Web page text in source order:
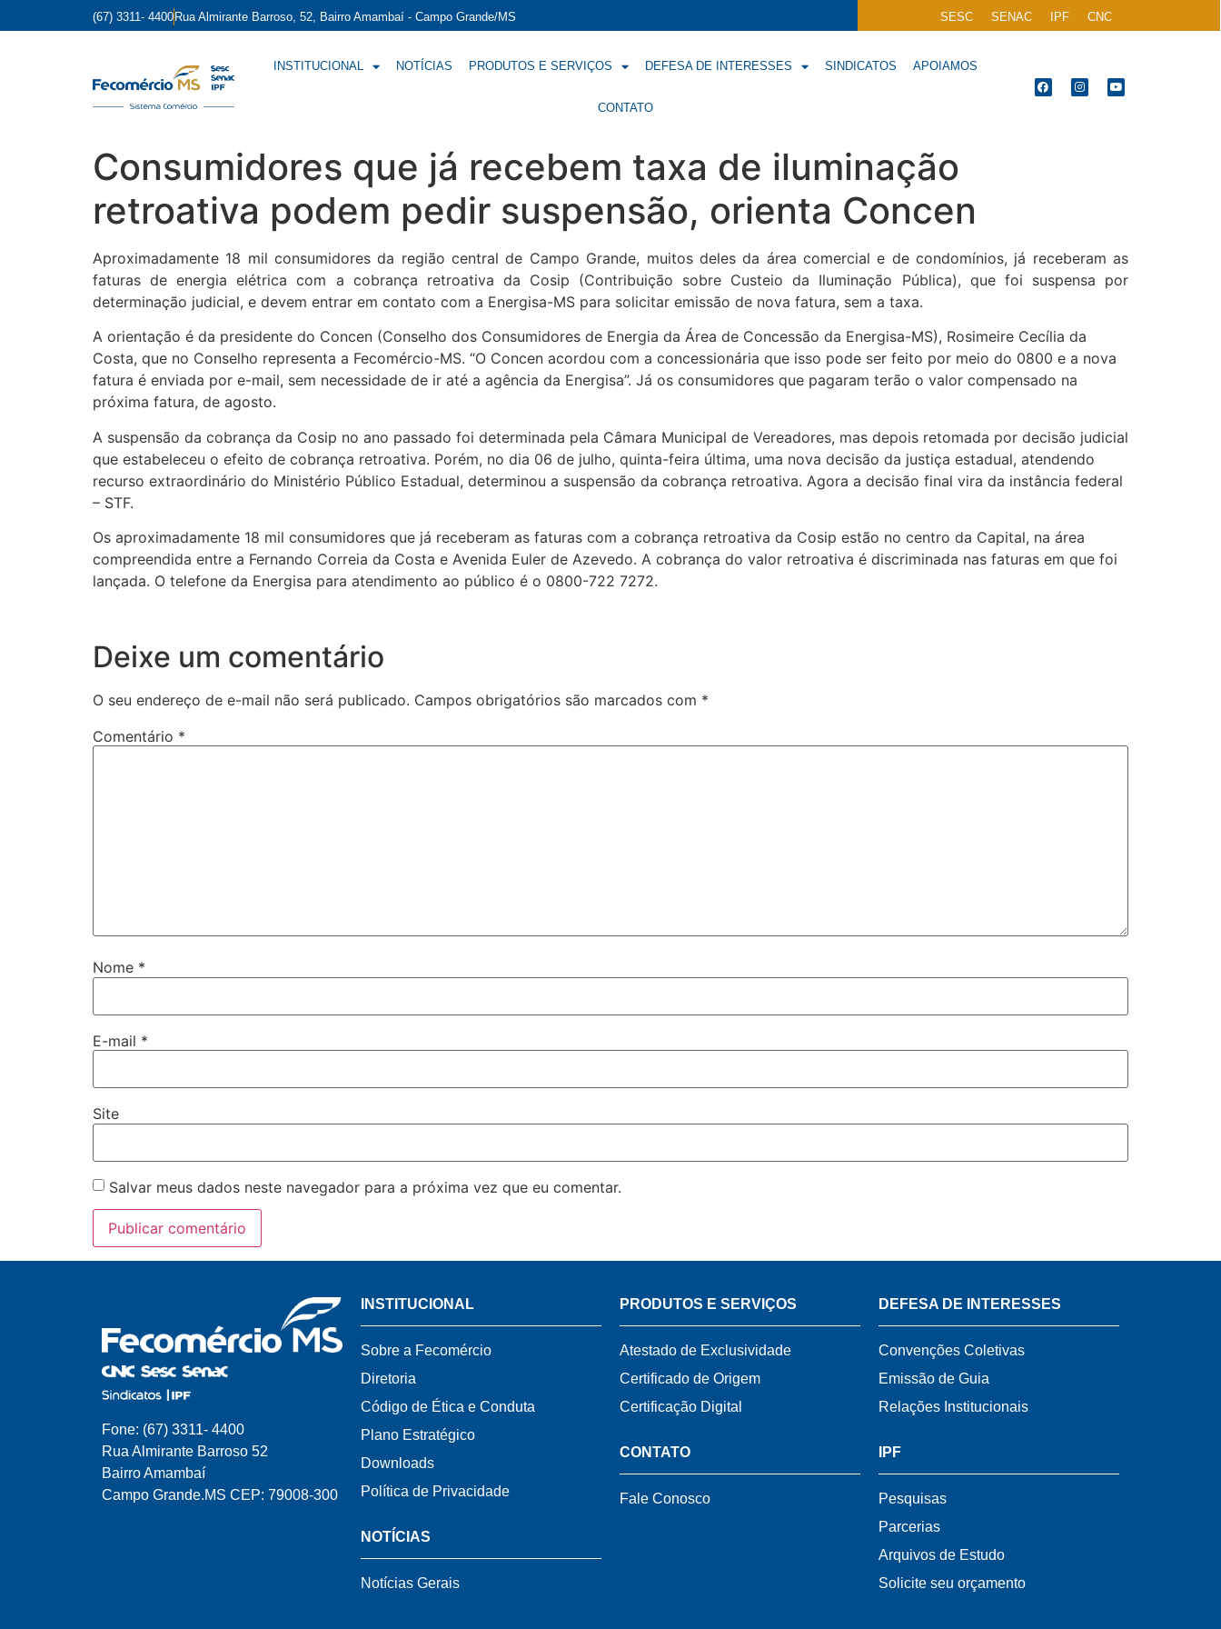
(67) 3311- 4400 Rua Almirante Barroso, 52, Bairro Amambaí - Campo Grande/MS SESC SENAC IPF CNC
INSTITUCIONAL NOTÍCIAS PRODUTOS E SERVIÇOS DEFESA DE INTERESSES SINDICATOS APOIAMOS
CONTATO
Consumidores que já recebem taxa de iluminação
retroativa podem pedir suspensão, orienta Concen
Aproximadamente 18 mil consumidores da região central de Campo Grande, muitos deles da área comercial e de condomínios, já receberam as
faturas de energia elétrica com a cobrança retroativa da Cosip (Contribuição sobre Custeio da Iluminação Pública), que foi suspensa por
determinação judicial, e devem entrar em contato com a Energisa-MS para solicitar emissão de nova fatura, sem a taxa.
A orientação é da presidente do Concen (Conselho dos Consumidores de Energia da Área de Concessão da Energisa-MS), Rosimeire Cecília da
Costa, que no Conselho representa a Fecomércio-MS. “O Concen acordou com a concessionária que isso pode ser feito por meio do 0800 e a nova
fatura é enviada por e-mail, sem necessidade de ir até a agência da Energisa”. Já os consumidores que pagaram terão o valor compensado na
próxima fatura, de agosto.
A suspensão da cobrança da Cosip no ano passado foi determinada pela Câmara Municipal de Vereadores, mas depois retomada por decisão judicial
que estabeleceu o efeito de cobrança retroativa. Porém, no dia 06 de julho, quinta-feira última, uma nova decisão da justiça estadual, atendendo
recurso extraordinário do Ministério Público Estadual, determinou a suspensão da cobrança retroativa. Agora a decisão final vira da instância federal
– STF.
Os aproximadamente 18 mil consumidores que já receberam as faturas com a cobrança retroativa da Cosip estão no centro da Capital, na área
compreendida entre a Fernando Correia da Costa e Avenida Euler de Azevedo. A cobrança do valor retroativa é discriminada nas faturas em que foi
lançada. O telefone da Energisa para atendimento ao público é o 0800-722 7272.
Deixe um comentário
O seu endereço de e-mail não será publicado. Campos obrigatórios são marcados com *
Comentário *
Nome *
E-mail *
Site
Salvar meus dados neste navegador para a próxima vez que eu comentar.
Fone: (67) 3311- 4400
Rua Almirante Barroso 52
Bairro Amambaí
Campo Grande.MS CEP: 79008-300
INSTITUCIONAL
Sobre a Fecomércio
Diretoria
Código de Ética e Conduta
Plano Estratégico
Downloads
Política de Privacidade
NOTÍCIAS
Notícias Gerais
PRODUTOS E SERVIÇOS
Atestado de Exclusividade
Certificado de Origem
Certificação Digital
CONTATO
Fale Conosco
DEFESA DE INTERESSES
Convenções Coletivas
Emissão de Guia
Relações Institucionais
IPF
Pesquisas
Parcerias
Arquivos de Estudo
Solicite seu orçamento